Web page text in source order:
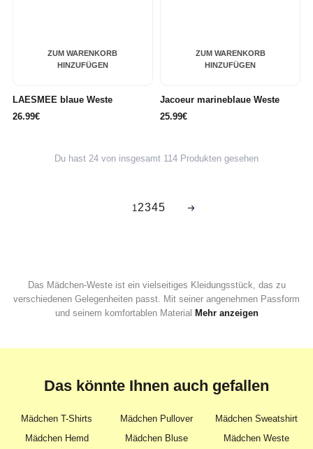
ZUM WARENKORB
HINZUFÜGEN
LAESMEE blaue Weste
26.99€
ZUM WARENKORB
HINZUFÜGEN
Jacoeur marineblaue Weste
25.99€
Du hast 24 von insgesamt 114 Produkten gesehen
1 2345
Das Mädchen-Weste ist ein vielseitiges Kleidungsstück, das zu
verschiedenen Gelegenheiten passt. Mit seiner angenehmen Passform
und seinem komfortablen Material Mehr anzeigen
Das könnte Ihnen auch gefallen
Mädchen T-Shirts Mädchen Pullover
Mädchen Sweatshirt
Mädchen Hemd
Mädchen Bluse Mädchen Weste